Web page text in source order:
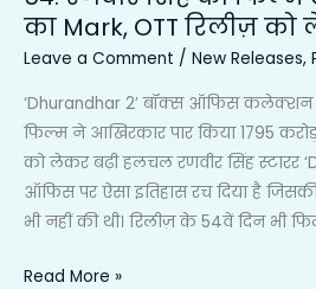
का Mark, OTT रिलीज़
Leave a Comment / New Releases,
‘Dhurandhar 2’ बॉक्स ऑफिस कलेक्शन
फिल्म ने आखिरकार पार किया 1795
को लेकर बढ़ी हलचल रणवीर सिंह स्टारर
ऑफिस पर ऐसा इतिहास रच दिया है
भी नहीं की थी। रिलीज़ के 54वें दिन भी
लेकर
बढ़ी
Read More »